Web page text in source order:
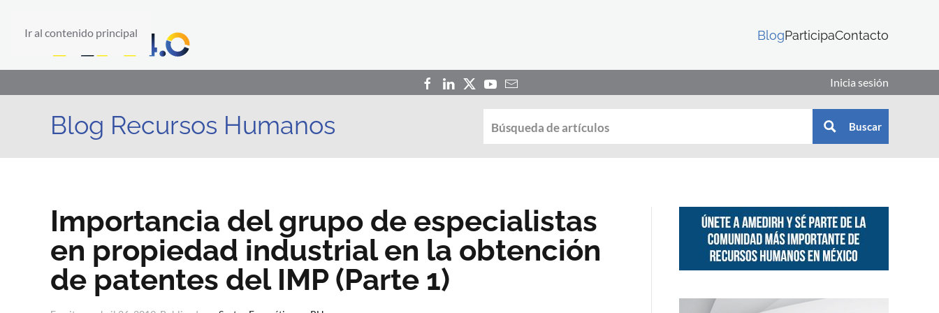
Ir al contenido principal BlogParticipaContacto
Inicia sesión
Blog Recursos Humanos Buscar
Importancia del grupo de especialistas
en propiedad industrial en la obtención
de patentes del IMP (Parte 1)